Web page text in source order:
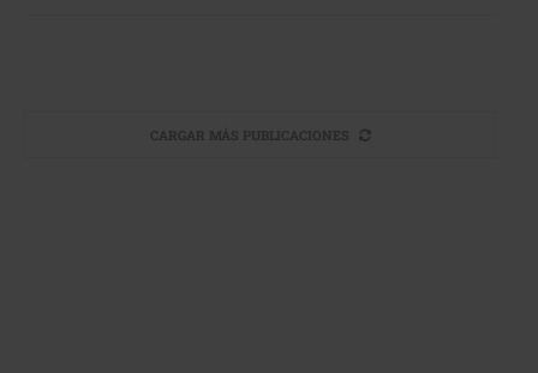
CARGAR MÁS PUBLICACIONES